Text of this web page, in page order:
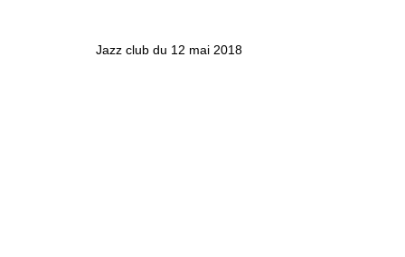
Jazz club du 12 mai 2018